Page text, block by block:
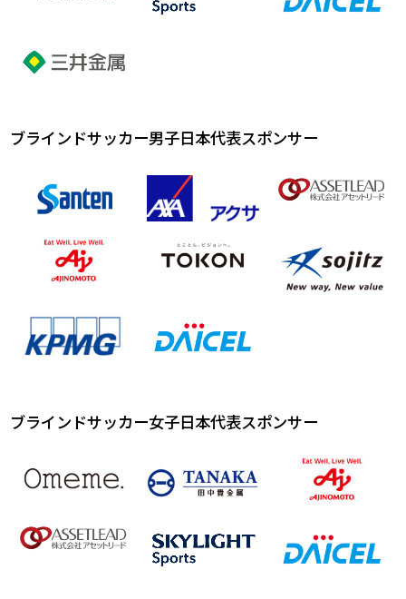
ブラインドサッカー男子日本代表スポンサー
ブラインドサッカー女子日本代表スポンサー